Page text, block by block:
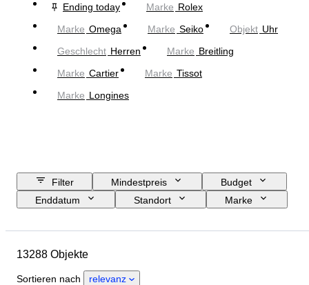
Ending today
Marke Rolex
Marke Omega Marke Seiko Objekt Uhr
Geschlecht Herren Marke Breitling
Marke Cartier Marke Tissot
Marke Longines
Filter Mindestpreis
Budget
Enddatum
Standort
Marke
Herkunftsland
Geschlecht
Zustand
13288 Objekte
Sortieren nach relevanz